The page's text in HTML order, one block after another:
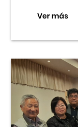
Ver más